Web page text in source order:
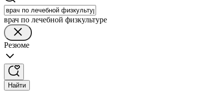
врач по лечебной физкультуре
Резюме
Найти